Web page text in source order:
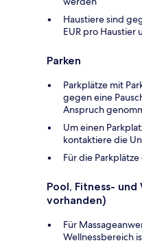
Haustiere sind
EUR pro
Parken
Parkplätze mit
gegen eine
Anspruch
Um einen
kontaktiere die
Für die
Pool, Fitness-
vorhanden)
Für
Wellnessbereich